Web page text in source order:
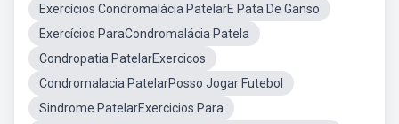
Exercícios Condromalácia PatelarE Pata De Ganso
Exercícios ParaCondromalácia Patela
Condropatia PatelarExercicos
Condromalacia PatelarPosso Jogar Futebol
Sindrome PatelarExercicios Para